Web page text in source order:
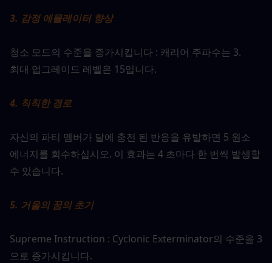
3. 감정 에뮬레이터 향상
청소 모드의 수준을 증가시킵니다 : 캐리어 주파수는 3.
최대 업그레이드 레벨은 15입니다.
4. 칙칙한 경로
자신의 파티 멤버가 달에 충전 된 반응을 유발하면 5 원소
에너지를 회수하십시오. 이 효과는 4 초마다 한 번씩 발생할
수 있습니다.
5. 거울의 꿈의 초기
Supreme Instruction : Cyclonic Exterminator의 수준을 3
으로 증가시킵니다.